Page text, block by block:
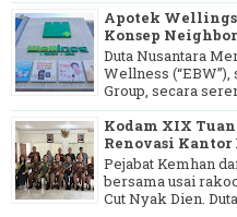
Apotek Wellings
Konsep
Duta Nusantara
Wellness
Group, secara
Kodam XIX
Renovasi Kantor
Pejabat Kemhan
bersama usai
Cut Nyak Dien.